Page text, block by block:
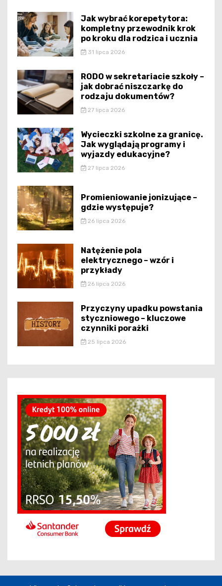
Jak wybrać korepetytora:
kompletny przewodnik krok
po kroku dla rodzica i ucznia
31 lipca 2026
RODO w sekretariacie szkoły –
jak dobrać niszczarkę do
rodzaju dokumentów?
27 lipca 2026
Wycieczki szkolne za granicę.
Jak wyglądają programy i
wyjazdy edukacyjne?
27 lipca 2026
Promieniowanie jonizujące –
gdzie występuje?
26 lipca 2026
Natężenie pola
elektrycznego – wzór i
przykłady
26 lipca 2026
Przyczyny upadku powstania
styczniowego – kluczowe
czynniki porażki
25 lipca 2026